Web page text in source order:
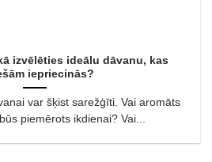
izvēlēties ideālu dāvanu, kas
iepriecinās?
var šķist sarežģīti. Vai aromāts
piemērots ikdienai? Vai...